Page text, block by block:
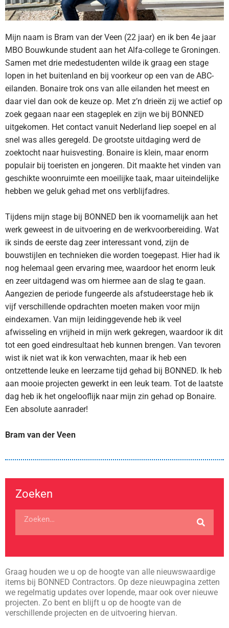
Mijn naam is Bram van der Veen (22 jaar) en ik ben 4e jaar
MBO Bouwkunde student aan het Alfa-college te Groningen.
Samen met drie medestudenten wilde ik graag een stage
lopen in het buitenland en bij voorkeur op een van de ABC-
eilanden. Bonaire trok ons van alle eilanden het meest en
daar viel dan ook de keuze op. Met z’n drieën zij we actief op
zoek gegaan naar een stageplek en zijn we bij BONNED
uitgekomen. Het contact vanuit Nederland liep soepel en al
snel was alles geregeld. De grootste uitdaging werd de
zoektocht naar huisvesting. Bonaire is klein, maar enorm
populair bij toeristen en jongeren. Dit maakte het vinden van
geschikte woonruimte een moeilijke taak, maar uiteindelijke
hebben we geluk gehad met ons verblijfadres.
Tijdens mijn stage bij BONNED ben ik voornamelijk aan het
werk geweest in de uitvoering en de werkvoorbereiding. Wat
ik sinds de eerste dag zeer interessant vond, zijn de
bouwstijlen en technieken die worden toegepast. Hier had ik
nog helemaal geen ervaring mee, waardoor het enorm leuk
en zeer uitdagend was om hiermee aan de slag te gaan.
Aangezien de periode fungeerde als afstudeerstage heb ik
vijf verschillende opdrachten moeten maken voor mijn
eindexamen. Van mijn leidinggevende heb ik veel
afwisseling en vrijheid in mijn werk gekregen, waardoor ik dit
tot een goed eindresultaat heb kunnen brengen. Van tevoren
wist ik niet wat ik kon verwachten, maar ik heb een
ontzettende leuke en leerzame tijd gehad bij BONNED. Ik heb
aan mooie projecten gewerkt in een leuk team. Tot de laatste
dag heb ik het ongelooflijk naar mijn zin gehad op Bonaire.
Een absolute aanrader!
Bram van der Veen
Zoeken
Graag houden we u op de hoogte van alle nieuwswaardige
items bij BONNED Contractors. Op deze nieuwpagina zetten
we regelmatig updates over lopende, maar ook over nieuwe
projecten. Zo bent en blijft u op de hoogte van de
verschillende projecten en de uitvoering hiervan.